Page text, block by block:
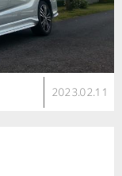
2023.02.11